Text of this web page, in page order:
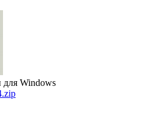
для Windows